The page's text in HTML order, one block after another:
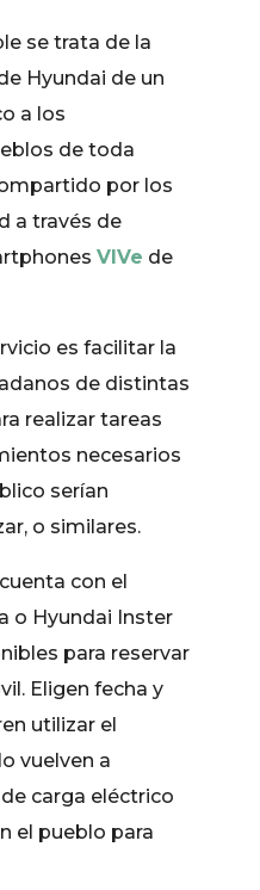
se trata de la
Hyundai de un
a los
de toda
por los
a través de
VIVe de
es facilitar la
de distintas
realizar tareas
necesarios
serían
o similares.
con el
o Hyundai Inster
para reservar
Eligen fecha y
utilizar el
vuelven a
carga eléctrico
el pueblo para